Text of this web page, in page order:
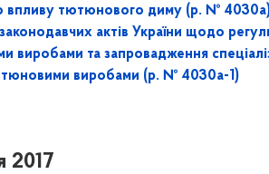
впливу тютюнового диму (р. № 4030а)
актів України щодо
виробами та запровадження
виробами (р. № 4030а-1)
2017